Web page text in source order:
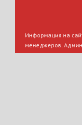
Информация на
менеджеров.